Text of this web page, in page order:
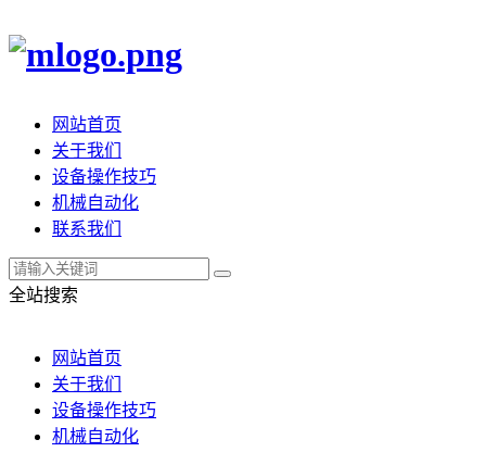
网站首页
关于我们
设备操作技巧
机械自动化
联系我们
全站搜索
网站首页
关于我们
设备操作技巧
机械自动化